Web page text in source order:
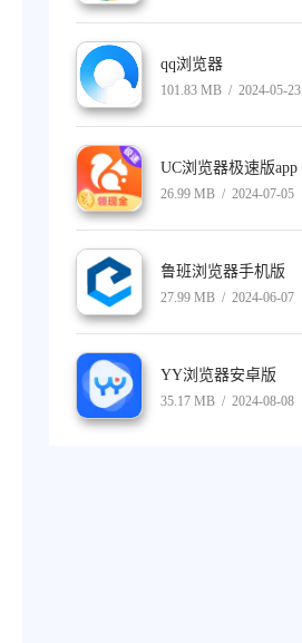
qq浏览器
101.83 MB / 2024-05-23
UC浏览器极速版app
26.99 MB / 2024-07-05
鲁班浏览器手机版
27.99 MB / 2024-06-07
YY浏览器安卓版
35.17 MB / 2024-08-08